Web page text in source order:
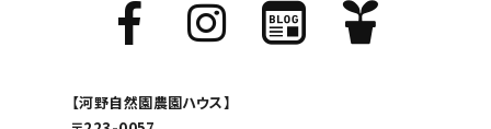
【河野自然園農園ハウス】